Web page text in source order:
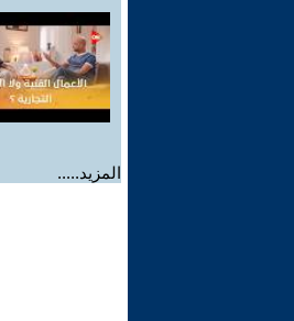
المزيد.....